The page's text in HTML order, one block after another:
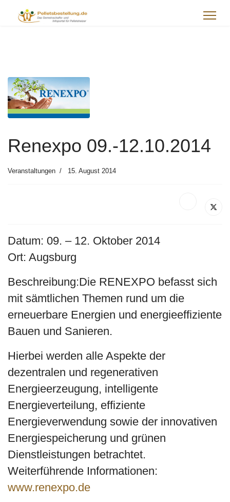
Renexpo 09.-12.10.2014
Veranstaltungen 15. August 2014
Datum: 09. – 12. Oktober 2014
Ort: Augsburg
Beschreibung:Die RENEXPO befasst sich
mit sämtlichen Themen rund um die
erneuerbare Energien und energieeffiziente
Bauen und Sanieren.
Hierbei werden alle Aspekte der
dezentralen und regenerativen
Energieerzeugung, intelligente
Energieverteilung, effiziente
Energieverwendung sowie der innovativen
Energiespeicherung und grünen
Dienstleistungen betrachtet.
Weiterführende Informationen:
www.renexpo.de